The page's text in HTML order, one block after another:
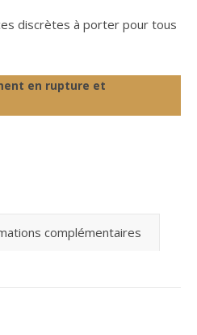
discrètes à porter pour tous
en rupture et
complémentaires